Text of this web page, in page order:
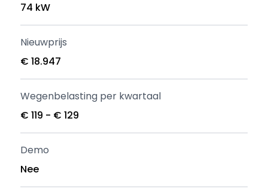
74 kW
Nieuwprijs
€ 18.947
Wegenbelasting per kwartaal
€ 119 - € 129
Demo
Nee